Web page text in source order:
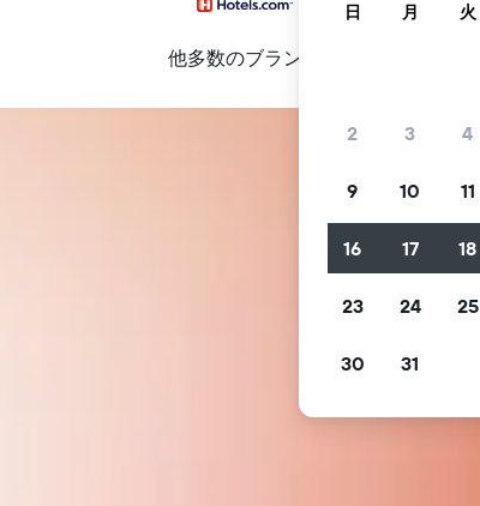
他多数のブランド
日 月 火
2 3 4
9 10 11
16 17 18
23 24 25
30 31